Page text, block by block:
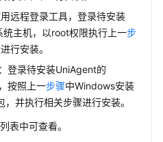
远程登录工具，登录待安装
主机，以root权限执行上一步
行安装。
登录待安装UniAgent的
按照上一步骤中Windows安装
并执行相关步骤进行安装。
表中可查看。